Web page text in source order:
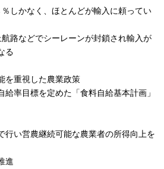
しかなく、ほとんどが輸入に頼ってい
路などでシーレーンが封鎖され輸入が
る
を重視した農業政策
給率目標を定めた「食料自給基本計画」
行い営農継続可能な農業者の所得向上を
進